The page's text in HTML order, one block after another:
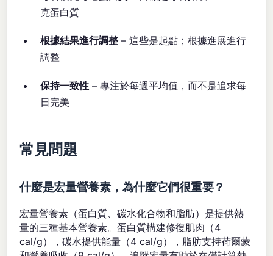
克蛋白質
根據結果進行調整 – 這些是起點；根據進展進行
調整
保持一致性 – 專注於每週平均值，而不是追求每
日完美
常見問題
什麼是宏量營養素，為什麼它們很重要？
宏量營養素（蛋白質、碳水化合物和脂肪）是提供熱
量的三種基本營養素。蛋白質構建修復肌肉（4
cal/g），碳水提供能量（4 cal/g），脂肪支持荷爾蒙